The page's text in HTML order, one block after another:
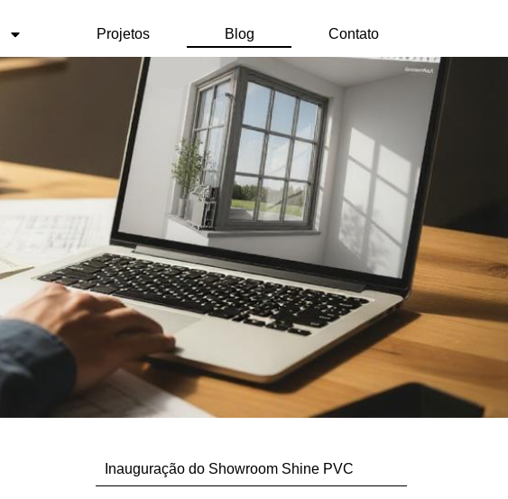
Projetos Blog Contato
Inauguração do Showroom Shine PVC